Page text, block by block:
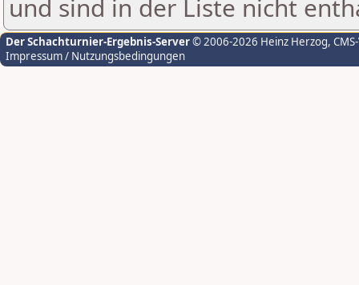
und sind in der Liste nicht
Der Schachturnier-Ergebnis-Server© 2006-2026 Heinz Herzog,
Impressum / Nutzungsbedingungen